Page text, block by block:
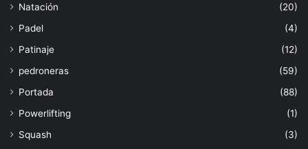
Natación
(20)
Padel
(4)
Patinaje
(12)
pedroneras
(59)
Portada
(88)
Powerlifting
(1)
Squash
(3)